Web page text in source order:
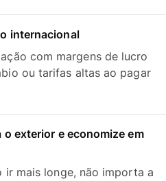
internacional
com margens de lucro
ou tarifas altas ao pagar
o exterior e economize em
ir mais longe, não importa a